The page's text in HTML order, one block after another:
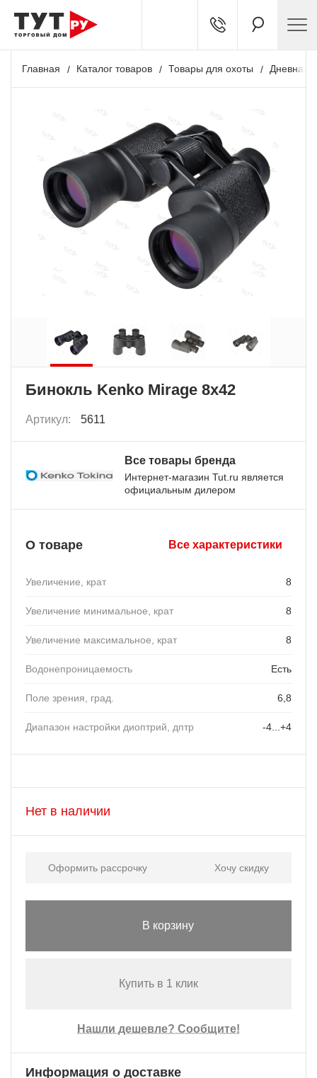
Главная Каталог товаров Товары для охоты Дневная
Бинокль Kenko Mirage 8х42
Артикул: 5611
Все товары бренда
Интернет-магазин Tut.ru является
официальным дилером
О товаре Все характеристики
Увеличение, крат 8
Увеличение минимальное, крат 8
Увеличение максимальное, крат 8
Водонепроницаемость Есть
Поле зрения, град. 6,8
Диапазон настройки диоптрий, дптр -4...+4
Нет в наличии
Оформить рассрочку Хочу скидку
В корзину
Купить в 1 клик
Нашли дешевле? Сообщите!
Информация о доставке